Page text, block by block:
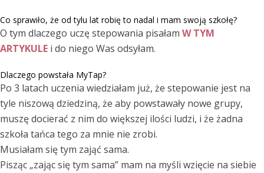
Co sprawiło, że od tylu lat robię to nadal i mam swoją szkołę?
O tym dlaczego uczę stepowania pisałam W TYM
ARTYKULE i do niego Was odsyłam.
Dlaczego powstała MyTap?
Po 3 latach uczenia wiedziałam już, że stepowanie jest na
tyle niszową dziedziną, że aby powstawały nowe grupy,
muszę docierać z nim do większej ilości ludzi, i że żadna
szkoła tańca tego za mnie nie zrobi.
Musiałam się tym zająć sama.
Pisząc „zając się tym sama” mam na myśli wzięcie na siebie